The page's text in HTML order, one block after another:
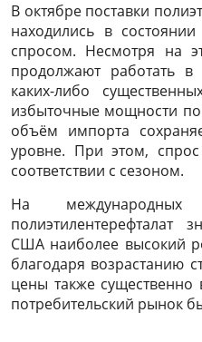
В октябре поставки
находились в
спросом. Несмотря на
продолжают работать
каких-либо
избыточные мощности
объём импорта
уровне. При этом,
соответствии с сезоном.
На
полиэтилентерефталат
США наиболее высокий
благодаря возрастанию
цены также существенно
потребительский рынок